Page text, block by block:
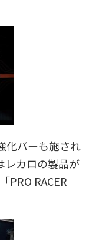
化バーも施され
レカロの製品が
PRO RACER